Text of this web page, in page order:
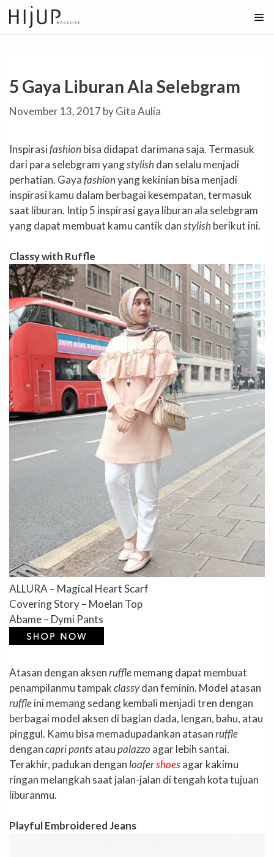
Skip
to
content
5 Gaya Liburan Ala Selebgram
November 13, 2017 byGita Aulia
Inspirasifashion bisa didapat darimana saja. Termasuk
dari para selebgram yangstylishdan selalu menjadi
perhatian. Gayafashionyang kekinian bisa menjadi
inspirasi kamu dalam berbagai kesempatan, termasuk
saat liburan. Intip 5 inspirasi gaya liburan ala selebgram
yang dapat membuat kamu cantik danstylishberikut ini.
Classy with Ruffle
ALLURA – Magical Heart Scarf
Covering Story – Moelan Top
Abame – Dymi Pants
Atasan dengan aksenrufflememang dapat membuat
penampilanmu tampakclassydan feminin. Model atasan
ruffleini memang sedang kembali menjadi tren dengan
berbagai model aksen di bagian dada, lengan, bahu, atau
pinggul. Kamu bisa memadupadankan atasanruffle
dengancapri pantsataupalazzo agar lebih santai.
Terakhir, padukan dengan loafershoesagar kakimu
ringan melangkah saat jalan-jalan di tengah kota tujuan
liburanmu.
Playful Embroidered Jeans